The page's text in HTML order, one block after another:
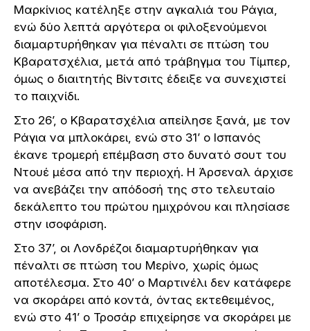
Μαρκίνιος κατέληξε στην αγκαλιά του Ράγια,
ενώ δύο λεπτά αργότερα οι φιλοξενούμενοι
διαμαρτυρήθηκαν για πέναλτι σε πτώση του
Κβαρατσχέλια, μετά από τράβηγμα του Τίμπερ,
όμως ο διαιτητής Βίντσιτς έδειξε να συνεχιστεί
το παιχνίδι.
Στο 26’, ο Κβαρατσχέλια απείλησε ξανά, με τον
Ράγια να μπλοκάρει, ενώ στο 31’ ο Ισπανός
έκανε τρομερή επέμβαση στο δυνατό σουτ του
Ντουέ μέσα από την περιοχή. Η Άρσεναλ άρχισε
να ανεβάζει την απόδοσή της στο τελευταίο
δεκάλεπτο του πρώτου ημιχρόνου και πλησίασε
στην ισοφάριση.
Στο 37’, οι Λονδρέζοι διαμαρτυρήθηκαν για
πέναλτι σε πτώση του Μερίνο, χωρίς όμως
αποτέλεσμα. Στο 40’ ο Μαρτινέλι δεν κατάφερε
να σκοράρει από κοντά, όντας εκτεθειμένος,
ενώ στο 41’ ο Τροσάρ επιχείρησε να σκοράρει με